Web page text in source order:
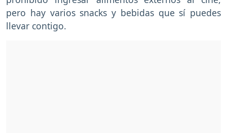
pero hay varios snacks y bebidas que sí puedes
llevar contigo.